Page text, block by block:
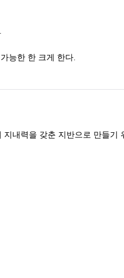
능한 한 크게 한다.
내력을 갖춘 지반으로 만들기